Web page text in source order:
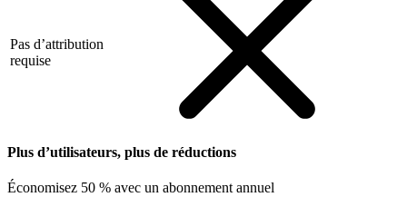
Pas d’attribution
requise
Plus d’utilisateurs, plus de réductions
Économisez 50 % avec un abonnement annuel